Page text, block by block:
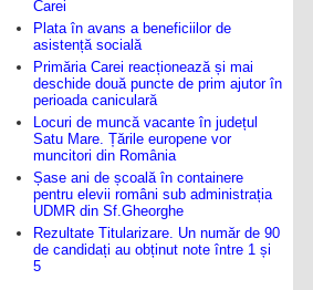
Carei
Plata în avans a beneficiilor de
asistență socială
Primăria Carei reacționează și mai
deschide două puncte de prim ajutor în
perioada caniculară
Locuri de muncă vacante în județul
Satu Mare. Țările europene vor
muncitori din România
Șase ani de școală în containere
pentru elevii români sub administrația
UDMR din Sf.Gheorghe
Rezultate Titularizare. Un număr de 90
de candidați au obținut note între 1 și
5